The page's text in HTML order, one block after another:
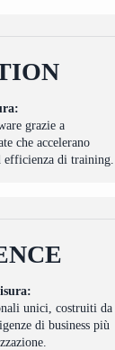
grazie a
che accelerano
efficienza di training.
ION
unici, costruiti da
di business più
NCE